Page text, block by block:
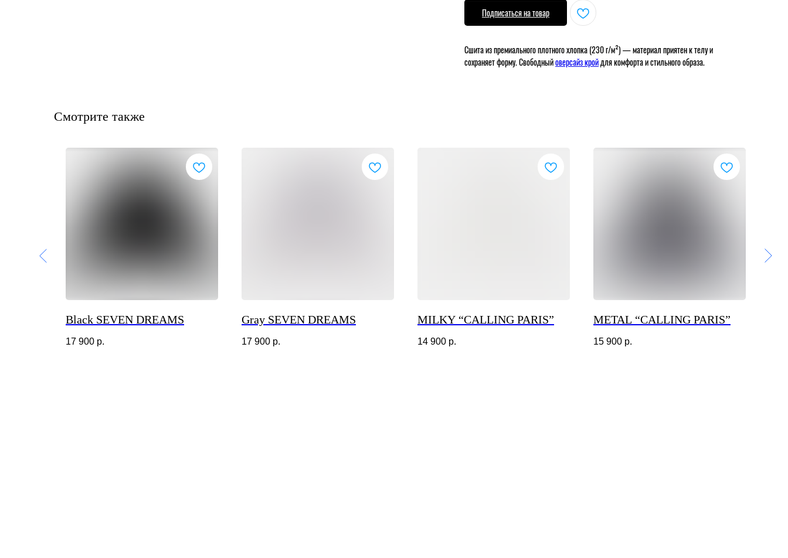
Подписаться на товар
Сшита из премиального плотного хлопка (230 г/м²) — материал приятен к телу и
сохраняет форму. Свободныйоверсайз кройдля комфорта и стильного образа.
Смотрите также
Black SEVEN DREAMS
17 900 р.
Gray SEVEN DREAMS
17 900 р.
MILKY “CALLING PARIS”
14 900 р.
METAL “CALLING PARIS”
15 900 р.